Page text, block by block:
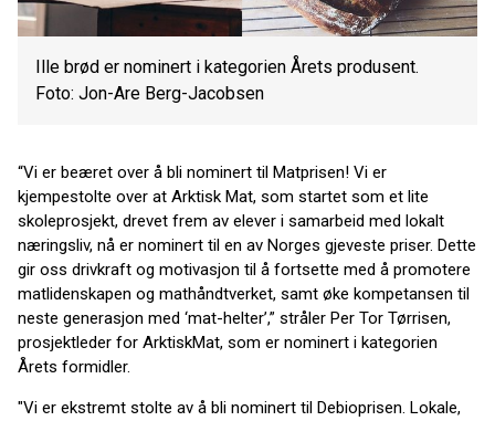
Ille brød er nominert i kategorien Årets produsent.
Foto: Jon-Are Berg-Jacobsen
“Vi er beæret over å bli nominert til Matprisen! Vi er
kjempestolte over at Arktisk Mat, som startet som et lite
skoleprosjekt, drevet frem av elever i samarbeid med lokalt
næringsliv, nå er nominert til en av Norges gjeveste priser. Dette
gir oss drivkraft og motivasjon til å fortsette med å promotere
matlidenskapen og mathåndtverket, samt øke kompetansen til
neste generasjon med ‘mat-helter’,” stråler Per Tor Tørrisen,
prosjektleder for ArktiskMat, som er nominert i kategorien
Årets formidler.
"Vi er ekstremt stolte av å bli nominert til Debioprisen. Lokale,